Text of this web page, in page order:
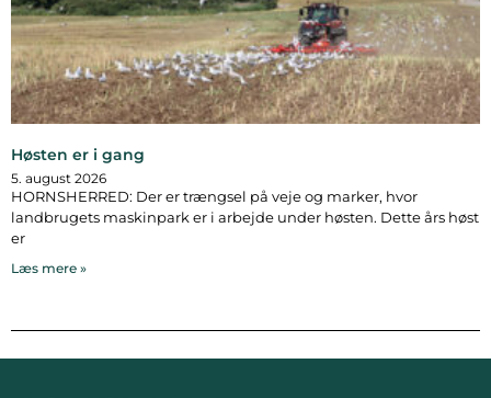
Høsten er i gang
5. august 2026
HORNSHERRED: Der er trængsel på veje og marker, hvor
landbrugets maskinpark er i arbejde under høsten. Dette års høst
er
Læs mere »